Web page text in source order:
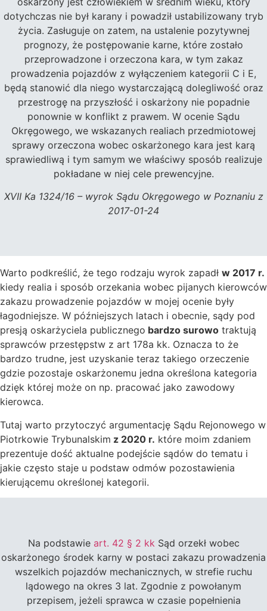
dotychczas nie był karany i powadził ustabilizowany tryb
życia. Zasługuje on zatem, na ustalenie pozytywnej
prognozy, że postępowanie karne, które zostało
przeprowadzone i orzeczona kara, w tym zakaz
prowadzenia pojazdów z wyłączeniem kategorii C i E,
będą stanowić dla niego wystarczającą dolegliwość oraz
przestrogę na przyszłość i oskarżony nie popadnie
ponownie w konflikt z prawem. W ocenie Sądu
Okręgowego, we wskazanych realiach przedmiotowej
sprawy orzeczona wobec oskarżonego kara jest karą
sprawiedliwą i tym samym we właściwy sposób realizuje
pokładane w niej cele prewencyjne.
XVII Ka 1324/16 – wyrok Sądu Okręgowego w Poznaniu z
2017-01-24
Warto podkreślić, że tego rodzaju wyrok zapadł w 2017 r.
kiedy realia i sposób orzekania wobec pijanych kierowców
zakazu prowadzenie pojazdów w mojej ocenie były
łagodniejsze. W późniejszych latach i obecnie, sądy pod
presją oskarżyciela publicznego bardzo surowo traktują
sprawców przestępstw z art 178a kk. Oznacza to że
bardzo trudne, jest uzyskanie teraz takiego orzeczenie
gdzie pozostaje oskarżonemu jedna określona kategoria
dzięk której może on np. pracować jako zawodowy
kierowca.
Tutaj warto przytoczyć argumentację Sądu Rejonowego w
Piotrkowie Trybunalskim z 2020 r. które moim zdaniem
prezentuje dość aktualne podejście sądów do tematu i
jakie często staje u podstaw odmów pozostawienia
kierującemu określonej kategorii.
Na podstawie art. 42 § 2 kk Sąd orzekł wobec
oskarżonego środek karny w postaci zakazu prowadzenia
wszelkich pojazdów mechanicznych, w strefie ruchu
lądowego na okres 3 lat. Zgodnie z powołanym
przepisem, jeżeli sprawca w czasie popełnienia